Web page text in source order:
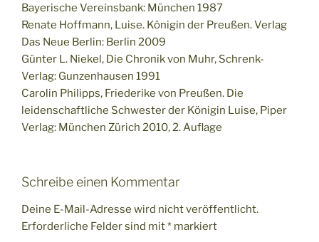
Bayerische Vereinsbank: München 1987
Renate Hoffmann, Luise. Königin der Preußen. Verlag
Das Neue Berlin: Berlin 2009
Günter L. Niekel, Die Chronik von Muhr, Schrenk-
Verlag: Gunzenhausen 1991
Carolin Philipps, Friederike von Preußen. Die
leidenschaftliche Schwester der Königin Luise, Piper
Verlag: München Zürich 2010, 2. Auflage
Schreibe einen Kommentar
Deine E-Mail-Adresse wird nicht veröffentlicht.
Erforderliche Felder sind mit* markiert